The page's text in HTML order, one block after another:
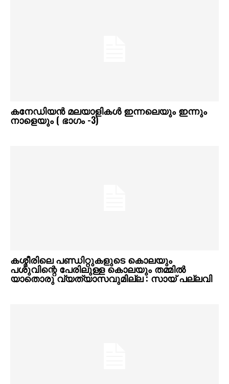
കനേഡിയൻ മലയാളികൾ ഇന്നലെയും ഇന്നും
നാളെയും ( ഭാഗം -3)
കശ്മീരിലെ പണ്ഡിറ്റുകളുടെ കൊലയും
പശുവിന്റെ പേരിലുള്ള കൊലയും തമ്മില്‍
യാതൊരു വ്യത്യാസവുമില്ല : സായ് പല്ലവി